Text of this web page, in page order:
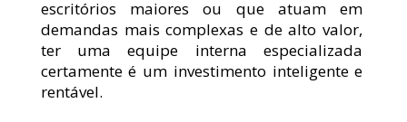
escritórios maiores ou que atuam em
demandas mais complexas e de alto valor,
ter uma equipe interna especializada
certamente é um investimento inteligente e
rentável.